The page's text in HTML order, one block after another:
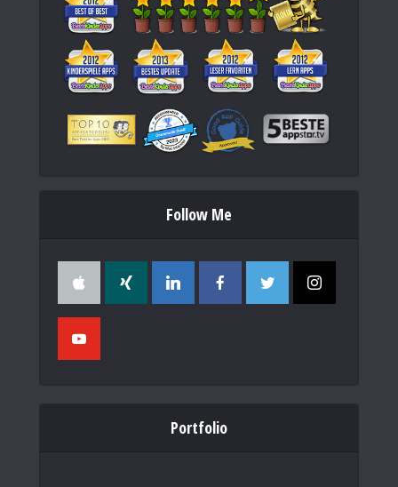
Follow Me
Portfolio